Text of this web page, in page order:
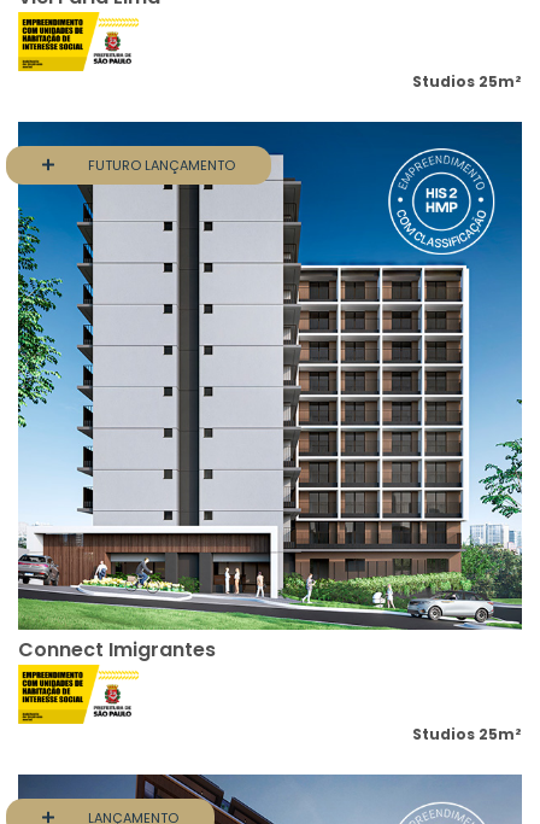
Studios 25m²
FUTURO LANÇAMENTO
Connect Imigrantes
Studios 25m²
LANÇAMENTO